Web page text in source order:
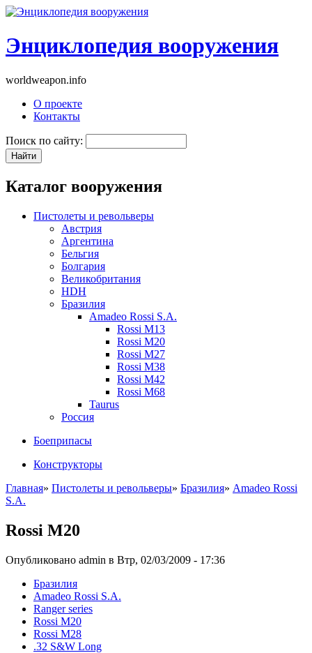
Энциклопедия вооружения
worldweapon.info
О проекте
Контакты
Поиск по сайту:
Каталог вооружения
Пистолеты и револьверы
Австрия
Аргентина
Бельгия
Болгария
Великобритания
HDH
Бразилия
Amadeo Rossi S.A.
Rossi M13
Rossi M20
Rossi M27
Rossi M38
Rossi M42
Rossi M68
Taurus
Россия
Боеприпасы
Конструкторы
Главная» Пистолеты и револьверы» Бразилия» Amadeo Rossi
S.A.
Rossi M20
Опубликовано admin в Втр, 02/03/2009 - 17:36
Бразилия
Amadeo Rossi S.A.
Ranger series
Rossi M20
Rossi M28
.32 S&W Long